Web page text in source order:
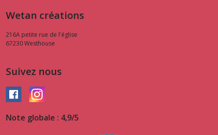
Wetan créations
216A petite rue de l'église
67230Westhouse
Suivez nous
Note globale : 4,9/5